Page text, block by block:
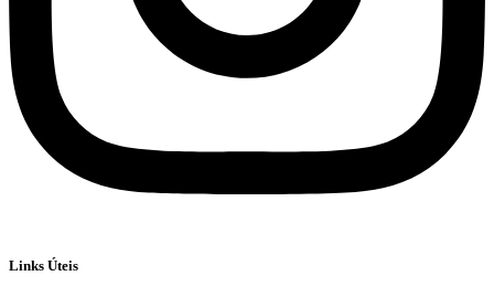
Links Úteis